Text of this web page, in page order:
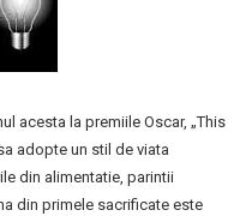
acesta la premiile Oscar, „This
adopte un stil de viata
din alimentatie, parintii
din primele sacrificate este